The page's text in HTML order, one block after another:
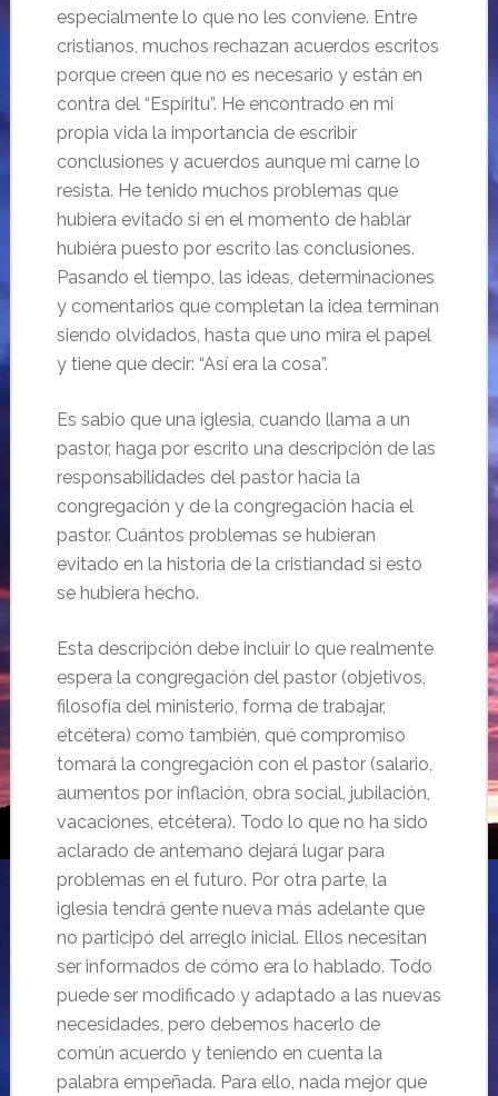
especialmente lo que no les conviene. Entre
cristianos, muchos rechazan acuerdos escritos
porque creen que no es necesario y están en
contra del “Espíritu”. He encontrado en mi
propia vida la importancia de escribir
conclusiones y acuerdos aunque mi carne lo
resista. He tenido muchos problemas que
hubiera evitado si en el momento de hablar
hubiéra puesto por escrito las conclusiones.
Pasando el tiempo, las ideas, determinaciones
y comentarios que completan la idea terminan
siendo olvidados, hasta que uno mira el papel
y tiene que decir: “Así era la cosa”.
Es sabio que una iglesia, cuando llama a un
pastor, haga por escrito una descripción de las
responsabilidades del pastor hacia la
congregación y de la congregación hacia el
pastor. Cuántos problemas se hubieran
evitado en la historia de la cristiandad si esto
se hubiera hecho.
Esta descripción debe incluir lo que realmente
espera la congregación del pastor (objetivos,
filosofía del ministerio, forma de trabajar,
etcétera) como también, qué compromiso
tomará la congregación con el pastor (salario,
aumentos por inflación, obra social, jubilación,
vacaciones, etcétera). Todo lo que no ha sido
aclarado de antemano dejará lugar para
problemas en el futuro. Por otra parte, la
iglesia tendrá gente nueva más adelante que
no participó del arreglo inicial. Ellos necesitan
ser informados de cómo era lo hablado. Todo
puede ser modificado y adaptado a las nuevas
necesidades, pero debemos hacerlo de
común acuerdo y teniendo en cuenta la
palabra empeñada. Para ello, nada mejor que